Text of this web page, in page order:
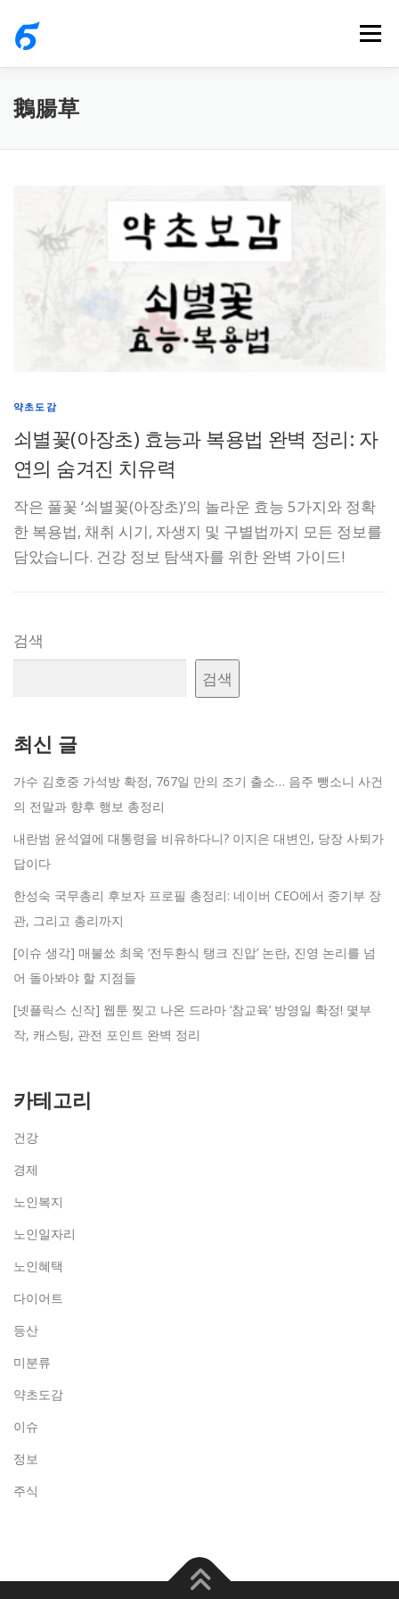
바
메뉴
鵝腸草
약초도감
쇠별꽃(아장초) 효능과 복용법 완벽 정리: 자
연의 숨겨진 치유력
작은 풀꽃 ‘쇠별꽃(아장초)’의 놀라운 효능 5가지와 정확
한 복용법, 채취 시기, 자생지 및 구별법까지 모든 정보를
담았습니다. 건강 정보 탐색자를 위한 완벽 가이드!
검색
검색
최신 글
가수 김호중 가석방 확정, 767일 만의 조기 출소… 음주 뺑소니 사건
의 전말과 향후 행보 총정리
내란범 윤석열에 대통령을 비유하다니? 이지은 대변인, 당장 사퇴가
답이다
한성숙 국무총리 후보자 프로필 총정리: 네이버 CEO에서 중기부 장
관, 그리고 총리까지
[이슈 생각] 매불쑈 최욱 ‘전두환식 탱크 진압’ 논란, 진영 논리를 넘
어 돌아봐야 할 지점들
[넷플릭스 신작] 웹툰 찢고 나온 드라마 ‘참교육’ 방영일 확정! 몇부
작, 캐스팅, 관전 포인트 완벽 정리
카테고리
건강
경제
노인복지
노인일자리
노인혜택
다이어트
등산
미분류
약초도감
이슈
정보
주식